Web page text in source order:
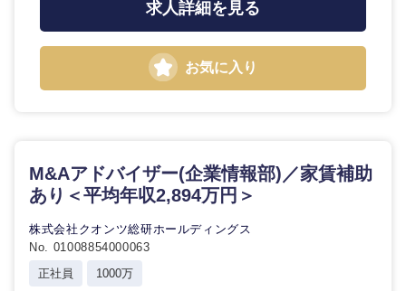
東海地方
岐阜県
求人詳細を見る
お気に入り
M&Aアドバイザー(企業情報部)／家賃補助
あり＜平均年収2,894万円＞
株式会社クオンツ総研ホールディングス
No. 01008854000063
正社員
1000万